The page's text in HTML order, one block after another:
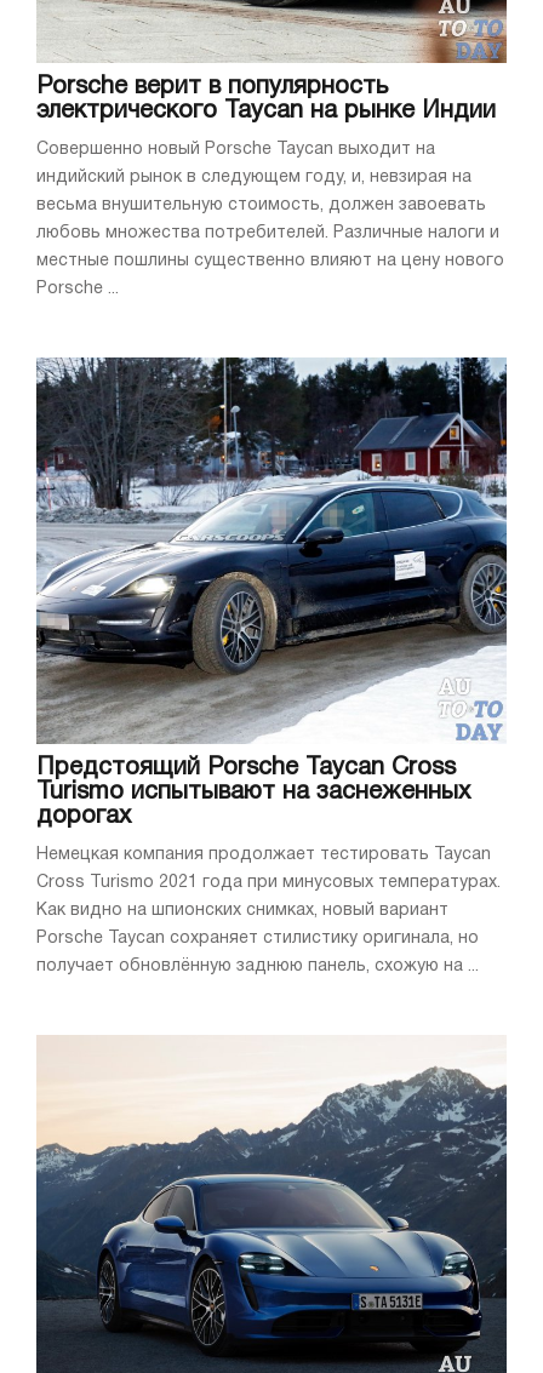
Porsche верит в популярность
электрического Taycan на рынке Индии
Совершенно новый Porsche Taycan выходит на
индийский рынок в следующем году, и, невзирая на
весьма внушительную стоимость, должен завоевать
любовь множества потребителей. Различные налоги и
местные пошлины существенно влияют на цену нового
Porsche ...
Предстоящий Porsche Taycan Cross
Turismo испытывают на заснеженных
дорогах
Немецкая компания продолжает тестировать Taycan
Cross Turismo 2021 года при минусовых температурах.
Как видно на шпионских снимках, новый вариант
Porsche Taycan сохраняет стилистику оригинала, но
получает обновлённую заднюю панель, схожую на ...